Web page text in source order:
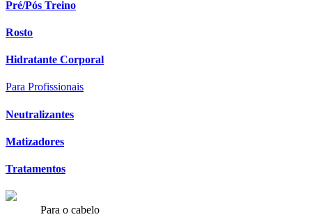
Pré/Pós Treino
Rosto
Hidratante Corporal
Para Profissionais
Neutralizantes
Matizadores
Tratamentos
Para o cabelo